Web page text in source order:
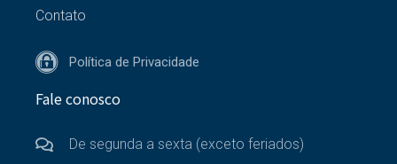
Contato
Política de Privacidade
Fale conosco
De segunda a sexta (exceto feriados)